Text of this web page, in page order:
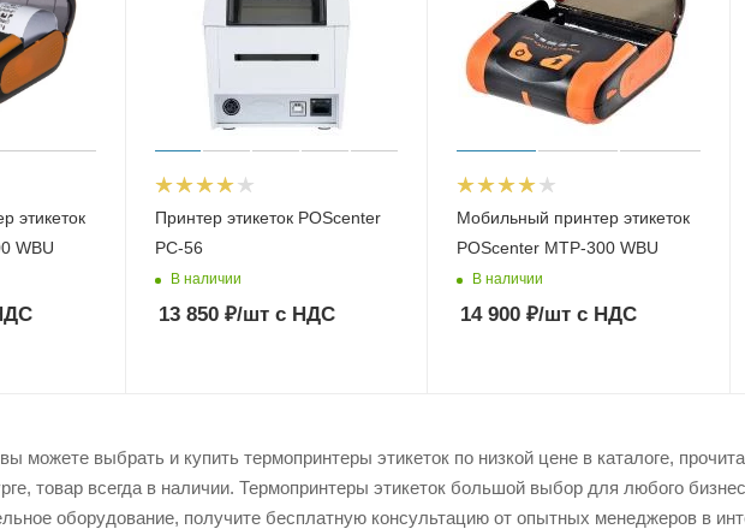
этикеток
WBU
Принтер этикеток POScenter
PC-56
В наличии
13 850₽/штс НДС
Мобильный принтер этикеток
POScenter MTP-300 WBU
В наличии
14 900 ₽/шт с НДС
можете выбрать и купить термопринтеры этикеток по низкой цене в каталоге,
товар всегда в наличии. Термопринтеры этикеток большой выбор для любого
оборудование, получите бесплатную консультацию от опытных менеджеров в